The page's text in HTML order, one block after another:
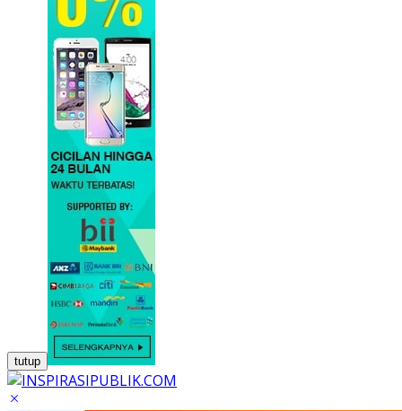
tutup